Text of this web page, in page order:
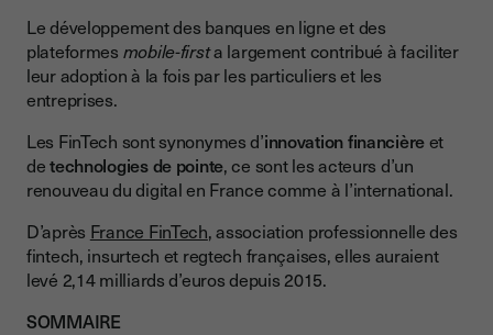
Le détail ci-dessous
FinTech et signature électronique : un tandem gagnant !
Le développement des banques en ligne et des
plateformes mobile-firsta largement contribué à faciliter
leur adoption à la fois par les particuliers et les
entreprises.
Les FinTech sont synonymes d’innovation financièreet
detechnologies de pointe, ce sont les acteurs d’un
renouveau du digital en France comme à l’international.
D’après France FinTech, association professionnelle des
fintech, insurtech et regtech françaises, elles auraient
levé 2,14 milliards d’euros depuis 2015.
SOMMAIRE